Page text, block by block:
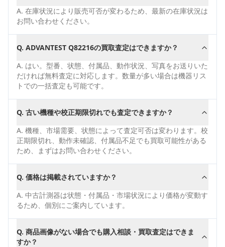
A. 在庫状況により販売可否が変わるため、最新の在庫状況は
お問い合わせください。
Q. ADVANTEST Q82216の買取査定はできますか？
A. はい。型番、状態、付属品、動作状況、写真をお送りいた
だければ無料査定に対応します。数量が多い場合は機器リス
トでの一括査定も可能です。
Q. 古い機種や校正期限切れでも査定できますか？
A. 機種、市場需要、状態によって査定可否は変わります。校
正期限切れ、動作未確認、付属品不足でも買取可能性がある
ため、まずはお問い合わせください。
Q. 価格は掲載されていますか？
A. 中古計測器は状態・付属品・市場状況により価格が変動す
るため、個別にご案内しています。
Q. 商品画像がない場合でも購入相談・買取査定はできま
すか？